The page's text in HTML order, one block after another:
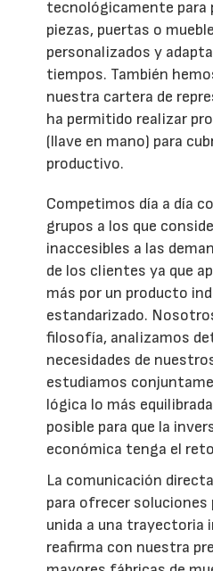
tecnológicamente para
piezas, puertas o
personalizados y
tiempos. También
nuestra cartera de
ha permitido realizar
(llave en mano) para
productivo.
Competimos día a día
grupos a los que
inaccesibles a las
de los clientes ya que
más por un producto
estandarizado.
filosofía, analizamos
necesidades de
estudiamos
lógica lo más
posible para que la
económica tenga el
La comunicación
para ofrecer soluciones
unida a una trayectoria
reafirma con nuestra